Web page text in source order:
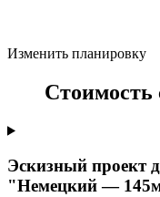
Изменить планировку
Стоимость
Эскизный проект
"Немецкий —